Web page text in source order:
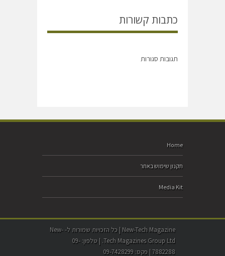
כתבות קשורות
תגובות סגורות
Home
תקנון שימוש באתר
Media Kit
New-Tech Magazine | כל הזכויות שמורות ל- New-
Tech Magazines Group Ltd. | טלפון: 09-
7882288 | פקס: 09-7428299